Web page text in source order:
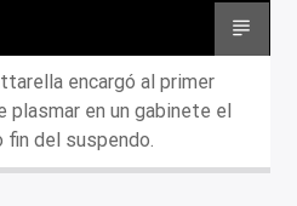
encargó al primer
plasmar en un gabinete el
fin del suspendo.